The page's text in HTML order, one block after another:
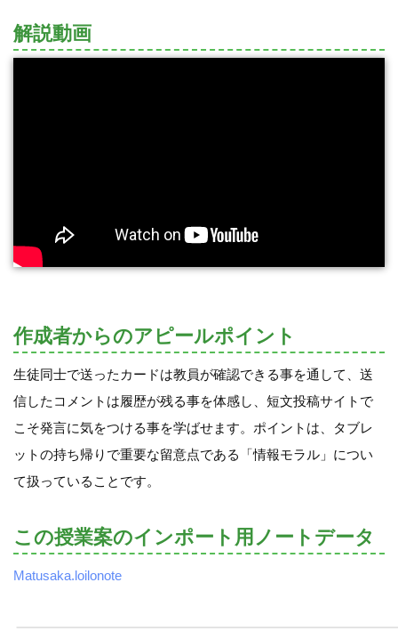
解説動画
作成者からのアピールポイント
生徒同士で送ったカードは教員が確認できる事を通して、送
信したコメントは履歴が残る事を体感し、短文投稿サイトで
こそ発言に気をつける事を学ばせます。ポイントは、タブレ
ットの持ち帰りで重要な留意点である「情報モラル」につい
て扱っていることです。
この授業案のインポート用ノートデータ
Matusaka.loilonote